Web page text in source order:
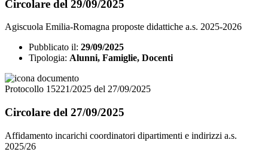
Circolare del 29/09/2025
Agiscuola Emilia-Romagna proposte didattiche a.s. 2025-2026
Pubblicato il: 29/09/2025
Tipologia: Alunni, Famiglie, Docenti
Protocollo 15221/2025 del 27/09/2025
Circolare del 27/09/2025
Affidamento incarichi coordinatori dipartimenti e indirizzi a.s.
2025/26